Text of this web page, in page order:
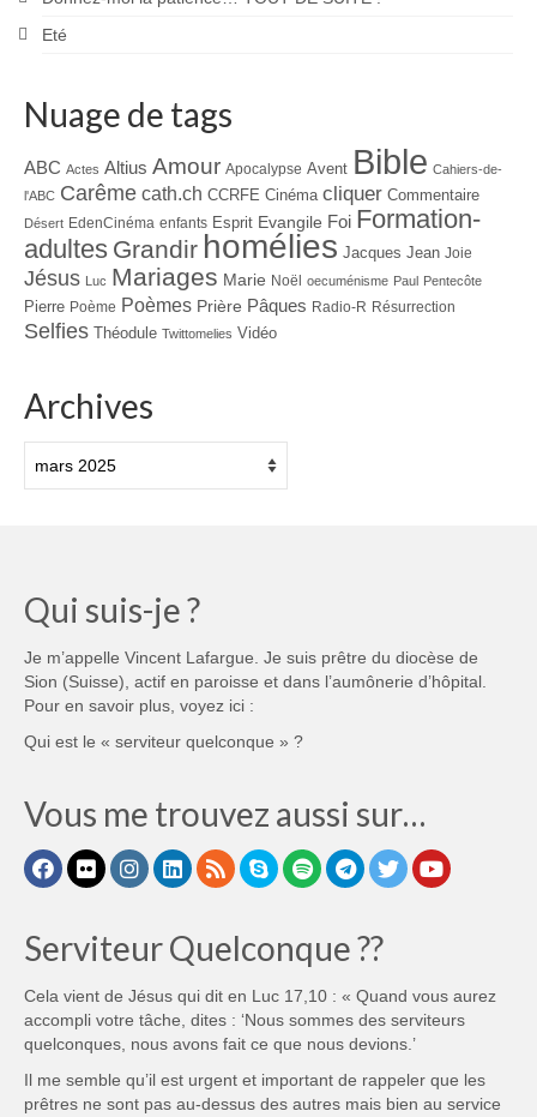
Eté
Nuage de tags
ABC Actes Altius Amour Apocalypse Avent Bible Cahiers-de-
l'ABC Carême cath.ch CCRFE Cinéma cliquer Commentaire
Désert EdenCinéma enfants Esprit Evangile Foi Formation-
adultes Grandir homélies Jacques Jean Joie
Jésus Luc Mariages Marie Noël oecuménisme Paul Pentecôte
Pierre Poème Poèmes Prière Pâques Radio-R Résurrection
Selfies Théodule Twittomelies Vidéo
Archives
Qui suis-je ?
Je m’appelle Vincent Lafargue. Je suis prêtre du diocèse de
Sion (Suisse), actif en paroisse et dans l’aumônerie d’hôpital.
Pour en savoir plus, voyez ici :
Qui est le « serviteur quelconque » ?
Vous me trouvez aussi sur…
Serviteur Quelconque ??
Cela vient de Jésus qui dit en Luc 17,10 : « Quand vous aurez
accompli votre tâche, dites : ‘Nous sommes des serviteurs
quelconques, nous avons fait ce que nous devions.’
Il me semble qu’il est urgent et important de rappeler que les
prêtres ne sont pas au-dessus des autres mais bien au service